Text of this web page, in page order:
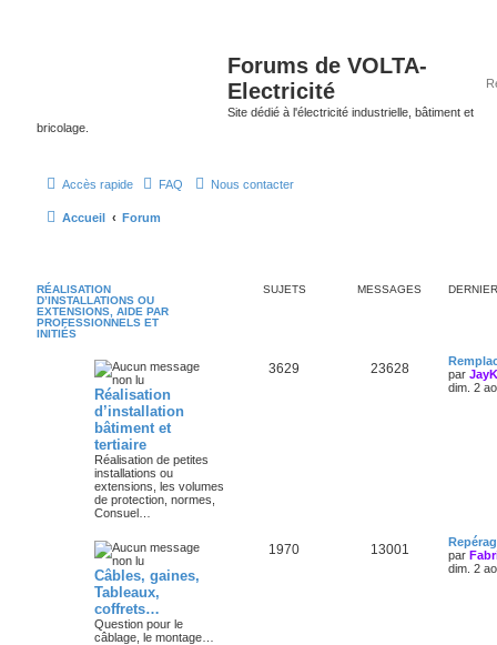
Forums de VOLTA-
Electricité
Site dédié à l'électricité industrielle, bâtiment et
bricolage.
Accès rapide FAQ Nous contacter
Accueil Forum
RÉALISATION
D’INSTALLATIONS OU
EXTENSIONS, AIDE PAR
PROFESSIONNELS ET
INITIÉS
SUJETS MESSAGES
Réalisation
d’installation
bâtiment et
tertiaire
Réalisation de petites
installations ou
extensions, les volumes
de protection, normes,
Consuel…
3629 23628
par
dim. 2
Câbles, gaines,
Tableaux,
coffrets…
Question pour le
câblage, le montage…
1970 13001
par
dim. 2